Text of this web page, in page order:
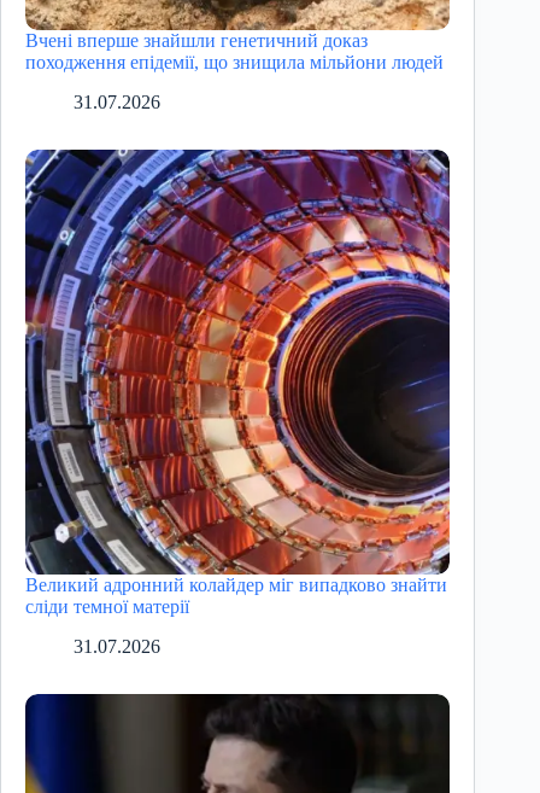
Вчені вперше знайшли генетичний доказ
походження епідемії, що знищила мільйони людей
31.07.2026
Великий адронний колайдер міг випадково знайти
сліди темної матерії
31.07.2026